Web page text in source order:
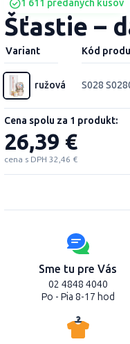
1 611 predaných kusov
Šťastie –
Variant Kód
ružová S028
Cena spolu za 1 produkt:
26,39 €
cena s DPH 32,46 €
Sme tu pre Vás
02 4848 4040
Po - Pia 8-17 hod